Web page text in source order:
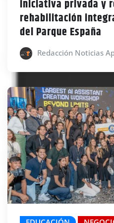
Iniciativa privada y
rehabilitación
del Parque España
Redacción Noticias